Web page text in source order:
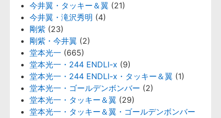
今井翼・タッキー＆翼 (21)
今井翼・滝沢秀明 (4)
剛紫 (23)
剛紫・今井翼 (2)
堂本光一 (665)
堂本光一・244 ENDLI-x (9)
堂本光一・244 ENDLI-x・タッキー＆翼 (1)
堂本光一・ゴールデンボンバー (2)
堂本光一・タッキー＆翼 (29)
堂本光一・タッキー＆翼・ゴールデンボンバー